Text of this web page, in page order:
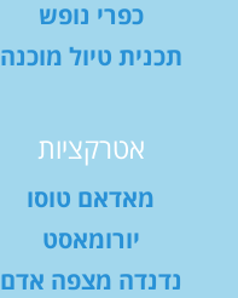
כפרי נופש
תכנית טיול מוכנה
אטרקציות
מאדאם טוסו
יורומאסט
נדנדה מצפה אדם